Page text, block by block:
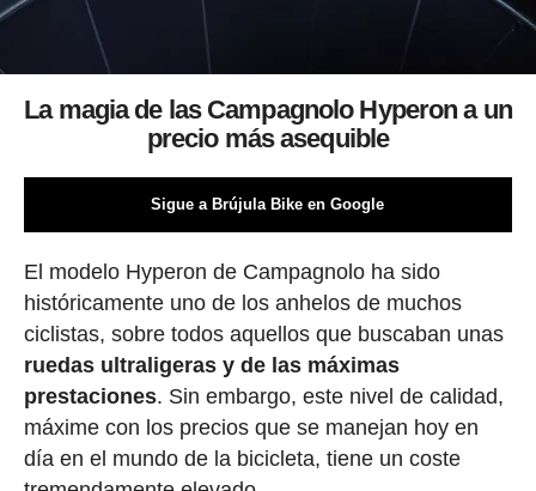
La magia de las Campagnolo Hyperon a un
precio más asequible
Sigue a Brújula Bike en Google
El modelo Hyperon de Campagnolo ha sido
históricamente uno de los anhelos de muchos
ciclistas, sobre todos aquellos que buscaban unas
ruedas ultraligeras y de las máximas
prestaciones. Sin embargo, este nivel de calidad,
máxime con los precios que se manejan hoy en
día en el mundo de la bicicleta, tiene un coste